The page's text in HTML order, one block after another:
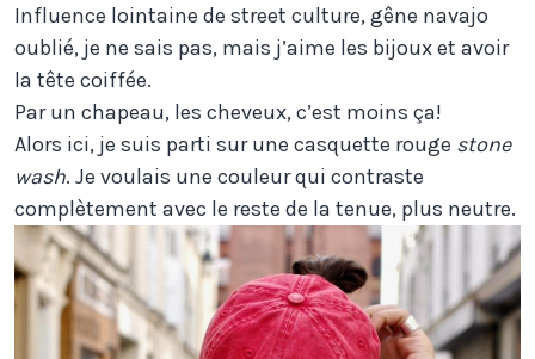
Influence lointaine de street culture, gêne navajo
oublié, je ne sais pas, mais j’aime les bijoux et avoir
la tête coiffée.
Par un chapeau, les cheveux, c’est moins ça!
Alors ici, je suis parti sur une casquette rouge stone
wash. Je voulais une couleur qui contraste
complètement avec le reste de la tenue, plus neutre.